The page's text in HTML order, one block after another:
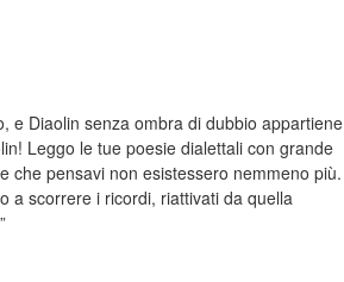
e Diaolin senza ombra di dubbio appartiene
Leggo le tue poesie dialettali con grande
che pensavi non esistessero nemmeno più.
a scorrere i ricordi, riattivati da quella